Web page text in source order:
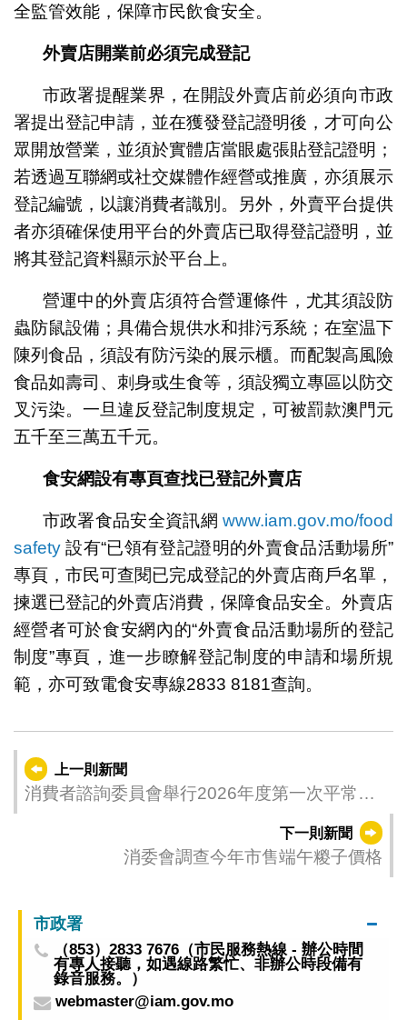
全監管效能，保障市民飲食安全。
外賣店開業前必須完成登記
市政署提醒業界，在開設外賣店前必須向市政
署提出登記申請，並在獲發登記證明後，才可向公
眾開放營業，並須於實體店當眼處張貼登記證明；
若透過互聯網或社交媒體作經營或推廣，亦須展示
登記編號，以讓消費者識別。另外，外賣平台提供
者亦須確保使用平台的外賣店已取得登記證明，並
將其登記資料顯示於平台上。
營運中的外賣店須符合營運條件，尤其須設防
蟲防鼠設備；具備合規供水和排污系統；在室温下
陳列食品，須設有防污染的展示櫃。而配製高風險
食品如壽司、刺身或生食等，須設獨立專區以防交
叉污染。一旦違反登記制度規定，可被罰款澳門元
五千至三萬五千元。
食安網設有專頁查找已登記外賣店
市政署食品安全資訊網www.iam.gov.mo/food
safety設有“已領有登記證明的外賣食品活動場所”
專頁，市民可查閱已完成登記的外賣店商戶名單，
揀選已登記的外賣店消費，保障食品安全。外賣店
經營者可於食安網內的“外賣食品活動場所的登記
制度”專頁，進一步瞭解登記制度的申請和場所規
範，亦可致電食安專線2833 8181查詢。
上一則新聞
消費者諮詢委員會舉行2026年度第一次平常全
下一則新聞
消委會調查今年市售端午糉子價格
市政署
（853）2833 7676（市民服務熱線 - 辦公時間
有專人接聽，如遇線路繁忙、非辦公時段備有
錄音服務。）
webmaster@iam.gov.mo